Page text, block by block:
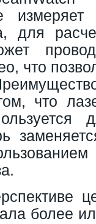
для
что
что
более